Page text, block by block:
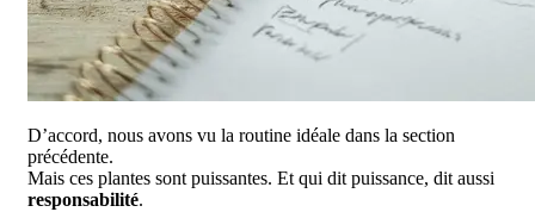
D’accord, nous avons vu la routine idéale dans la section
précédente.
Mais ces plantes sont puissantes. Et qui dit puissance, dit aussi
responsabilité.